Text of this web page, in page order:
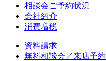
相談会ご予約状況
会社紹介
消費増税
資料請求
無料相談会／来店予約